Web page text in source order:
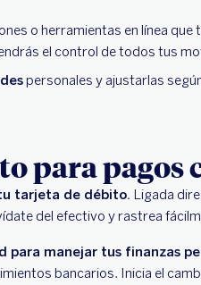
o herramientas en línea que
el control de todos tus
personales y ajustarlas
para pagos
tarjeta de débito. Ligada
del efectivo y rastrea
manejar tus finanzas
bancarios. Inicia el